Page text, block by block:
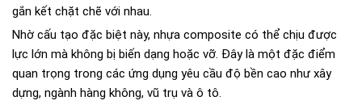
gắn kết chặt chẽ với nhau.
Nhờ cấu tạo đặc biệt này, nhựa composite có thể chịu được
lực lớn mà không bị biến dạng hoặc vỡ. Đây là một đặc điểm
quan trọng trong các ứng dụng yêu cầu độ bền cao như xây
dựng, ngành hàng không, vũ trụ và ô tô.